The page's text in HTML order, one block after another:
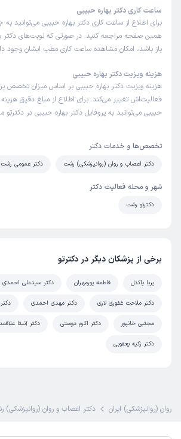
ساعت کاری دکتر بهاره حبیبی
برای اطلاع از ساعت کاری دکتر بهاره حبیبی می‌توانید
همین صفحه مراجعه کنید. در صورتی که نوبت‌های دکتر
باز باشد، امکان مشاهده ساعت کاری مطب ایشان وجود
هزینه ویزیت دکتر بهاره حبیبی
هزینه ویزیت دکتر بهاره حبیبی بر اساس میزان
فعالیت‌اش تغییر می‌کند. برای اطلاع از مبلغ دقیق هزینه
حبیبی می‌توانید به پروفایل دکتر بهاره حبیبی در دکترتو
تخصص‌ها و خدمات دکتر
دکتر اعصاب و روان (روانپزشکی) رشت دکتر عمومی رشت
شهر و محله فعالیت دکتر
دکترتو رشت
برخی از پزشکان دیگر در دکترتو
پریا پاکدل فاطمه پورمهران دکتر سیدعلی احمدی
دکتر ملاحت غفوری لاری دکتر مهدی احمدی
مجتبی خانپور دکتر اکرم دوستی دکتر آنیتا
دکتر زکیه یعقوبی
روان (روانپزشکی) ایران دکتر اعصاب و روان (روانپزشکی)